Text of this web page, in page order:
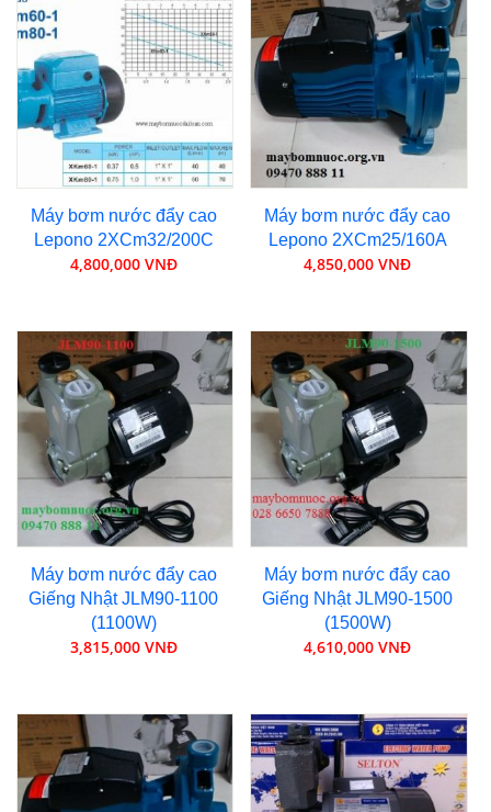
Máy bơm nước đẩy cao
Lepono 2XCm32/200C
4,800,000 VNĐ
Máy bơm nước đẩy cao
Lepono 2XCm25/160A
4,850,000 VNĐ
Máy bơm nước đẩy cao
Giếng Nhật JLM90-1100
(1100W)
3,815,000 VNĐ
Máy bơm nước đẩy cao
Giếng Nhật JLM90-1500
(1500W)
4,610,000 VNĐ